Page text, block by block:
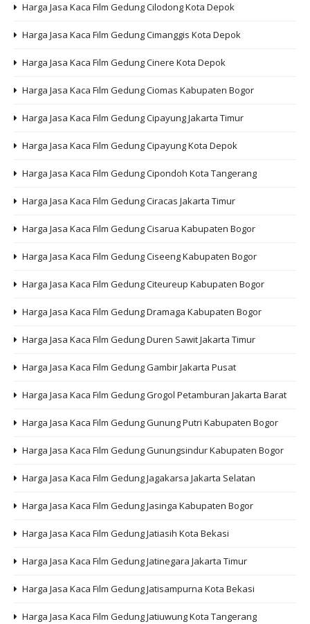
Harga Jasa Kaca Film Gedung Cilodong Kota Depok
Harga Jasa Kaca Film Gedung Cimanggis Kota Depok
Harga Jasa Kaca Film Gedung Cinere Kota Depok
Harga Jasa Kaca Film Gedung Ciomas Kabupaten Bogor
Harga Jasa Kaca Film Gedung Cipayung Jakarta Timur
Harga Jasa Kaca Film Gedung Cipayung Kota Depok
Harga Jasa Kaca Film Gedung Cipondoh Kota Tangerang
Harga Jasa Kaca Film Gedung Ciracas Jakarta Timur
Harga Jasa Kaca Film Gedung Cisarua Kabupaten Bogor
Harga Jasa Kaca Film Gedung Ciseeng Kabupaten Bogor
Harga Jasa Kaca Film Gedung Citeureup Kabupaten Bogor
Harga Jasa Kaca Film Gedung Dramaga Kabupaten Bogor
Harga Jasa Kaca Film Gedung Duren Sawit Jakarta Timur
Harga Jasa Kaca Film Gedung Gambir Jakarta Pusat
Harga Jasa Kaca Film Gedung Grogol Petamburan Jakarta Barat
Harga Jasa Kaca Film Gedung Gunung Putri Kabupaten Bogor
Harga Jasa Kaca Film Gedung Gunungsindur Kabupaten Bogor
Harga Jasa Kaca Film Gedung Jagakarsa Jakarta Selatan
Harga Jasa Kaca Film Gedung Jasinga Kabupaten Bogor
Harga Jasa Kaca Film Gedung Jatiasih Kota Bekasi
Harga Jasa Kaca Film Gedung Jatinegara Jakarta Timur
Harga Jasa Kaca Film Gedung Jatisampurna Kota Bekasi
Harga Jasa Kaca Film Gedung Jatiuwung Kota Tangerang